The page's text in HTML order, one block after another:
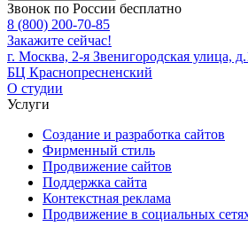
Звонок по России бесплатно
8 (800) 200-70-85
Закажите сейчас!
г. Москва, 2-я Звенигородская улица,
БЦ Краснопресненский
О студии
Услуги
Создание и разработка сайтов
Фирменный стиль
Продвижение сайтов
Поддержка сайта
Контекстная реклама
Продвижение в социальных